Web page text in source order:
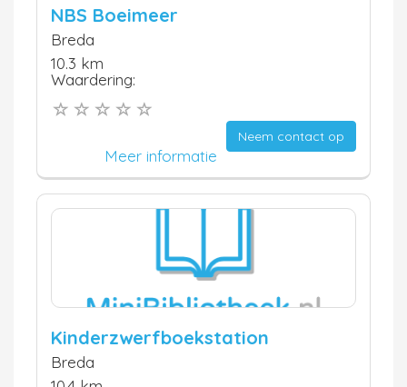
NBS Boeimeer
Breda
10.3 km
Waardering:
Neem contact op
Meer informatie
Kinderzwerfboekstation
Breda